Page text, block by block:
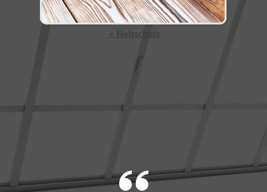
» Holzschutz